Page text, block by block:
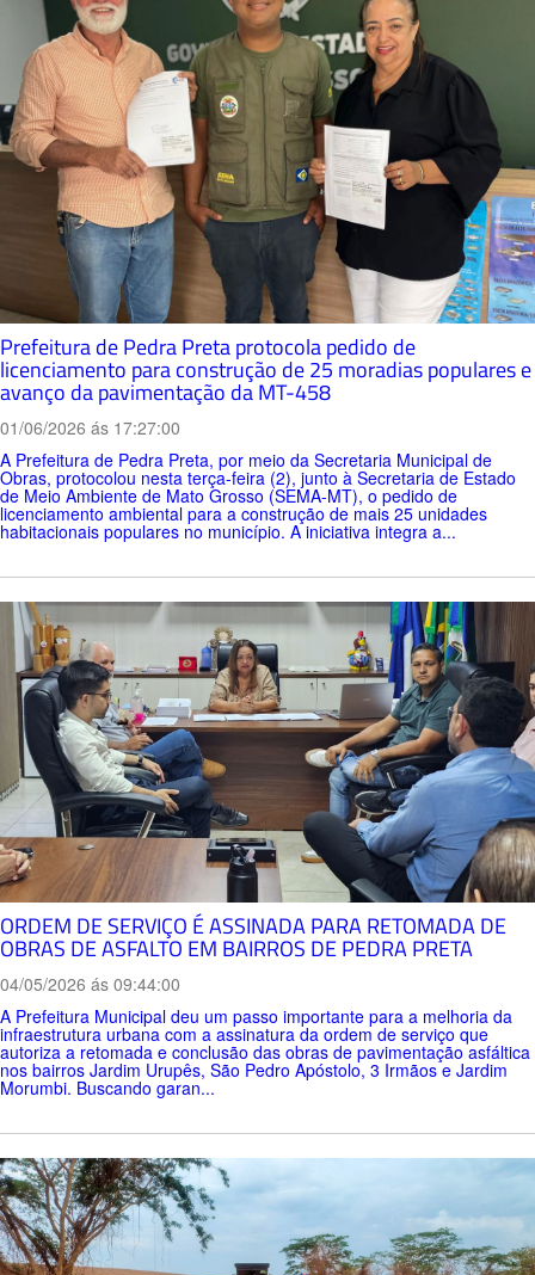
Prefeitura de Pedra Preta protocola pedido de
licenciamento para construção de 25 moradias populares e
avanço da pavimentação da MT-458
01/06/2026 ás 17:27:00
A Prefeitura de Pedra Preta, por meio da Secretaria Municipal de
Obras, protocolou nesta terça-feira (2), junto à Secretaria de Estado
de Meio Ambiente de Mato Grosso (SEMA-MT), o pedido de
licenciamento ambiental para a construção de mais 25 unidades
habitacionais populares no município. A iniciativa integra a...
ORDEM DE SERVIÇO É ASSINADA PARA RETOMADA DE
OBRAS DE ASFALTO EM BAIRROS DE PEDRA PRETA
04/05/2026 ás 09:44:00
A Prefeitura Municipal deu um passo importante para a melhoria da
infraestrutura urbana com a assinatura da ordem de serviço que
autoriza a retomada e conclusão das obras de pavimentação asfáltica
nos bairros Jardim Urupês, São Pedro Apóstolo, 3 Irmãos e Jardim
Morumbi. Buscando garan...